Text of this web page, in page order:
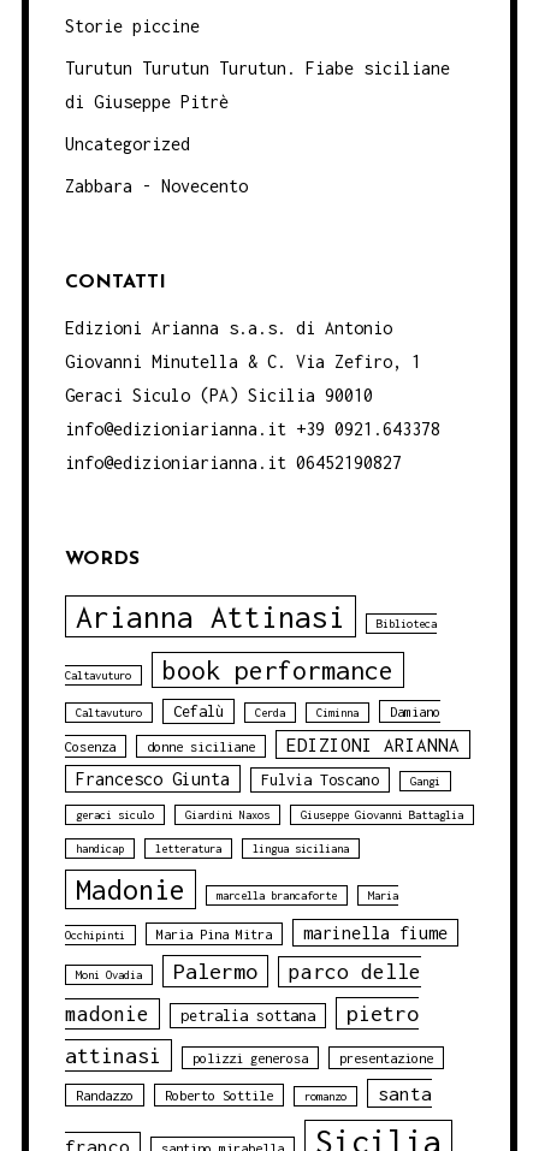
Storie piccine
Turutun Turutun Turutun. Fiabe siciliane
di Giuseppe Pitrè
Uncategorized
Zabbara - Novecento
CONTATTI
Edizioni Arianna s.a.s. di Antonio
Giovanni Minutella & C. Via Zefiro, 1
Geraci Siculo (PA) Sicilia 90010
info@edizioniarianna.it +39 0921.643378
info@edizioniarianna.it 06452190827
WORDS
Arianna Attinasi Biblioteca
Caltavuturo book performance
Caltavuturo Cefalù Cerda Ciminna Damiano
Cosenza donne siciliane EDIZIONI ARIANNA
Francesco Giunta Fulvia Toscano Gangi
geraci siculo Giardini Naxos Giuseppe Giovanni Battaglia
handicap letteratura lingua siciliana
Madonie marcella brancaforte Maria
Occhipinti Maria Pina Mitra marinella fiume
Moni Ovadia Palermo
parco delle
madonie
petralia sottana
pietro
attinasi
polizzi generosa presentazione
Randazzo Roberto Sottile romanzo santa
franco Sicilia